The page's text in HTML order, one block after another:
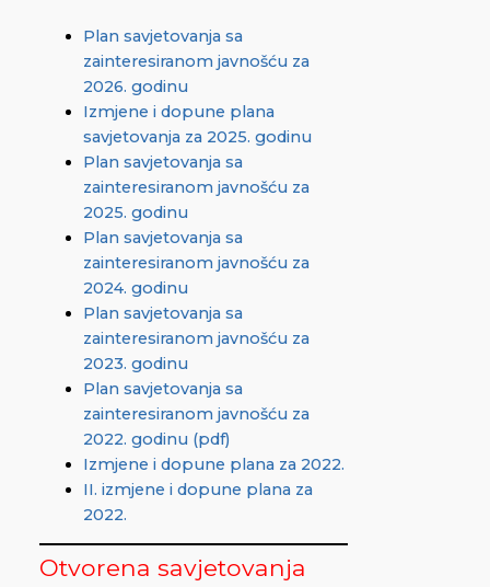
Plan savjetovanja sa
zainteresiranom javnošću za
2026. godinu
Izmjene i dopune plana
savjetovanja za 2025. godinu
Plan savjetovanja sa
zainteresiranom javnošću za
2025. godinu
Plan savjetovanja sa
zainteresiranom javnošću za
2024. godinu
Plan savjetovanja sa
zainteresiranom javnošću za
2023. godinu
Plan savjetovanja sa
zainteresiranom javnošću za
2022. godinu (pdf)
Izmjene i dopune plana za 2022.
II. izmjene i dopune plana za
2022.
Otvorena savjetovanja